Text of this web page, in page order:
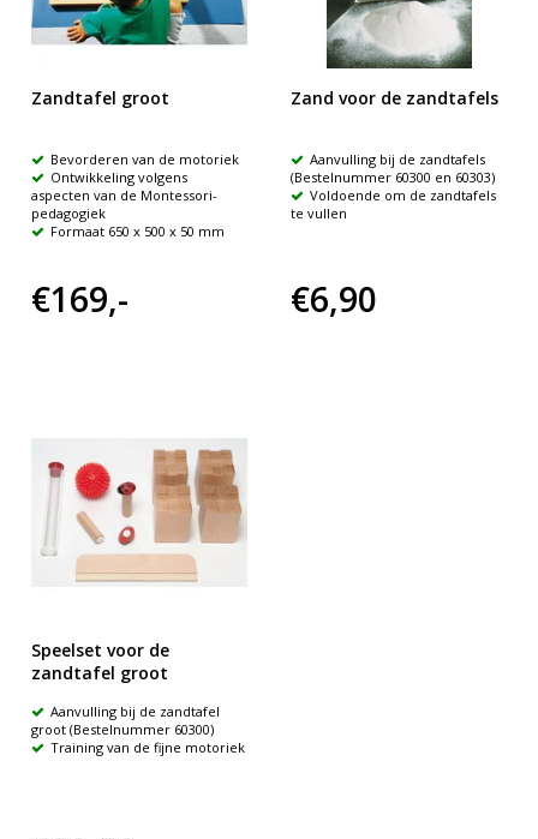
Zandtafel groot
Bevorderen van de motoriek
Ontwikkeling volgens
aspecten van de Montessori-
pedagogiek
Formaat 650 x 500 x 50 mm
€169,-
Zand voor de zandtafels
Aanvulling bij de zandtafels
(Bestelnummer 60300 en 60303)
Voldoende om de zandtafels
te vullen
€6,90
Speelset voor de
zandtafel groot
Aanvulling bij de zandtafel
groot (Bestelnummer 60300)
Training van de fijne motoriek